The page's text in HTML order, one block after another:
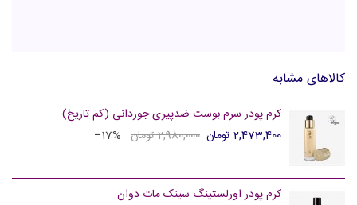
کالاهای مشابه
کرم پودر سرم بوست ضدپیری جوردانی (کم تاریخ)
2,473,400 تومان
2,980,000 تومان ‎−17%
کرم پودر اورلستینگ سینک مات دوان